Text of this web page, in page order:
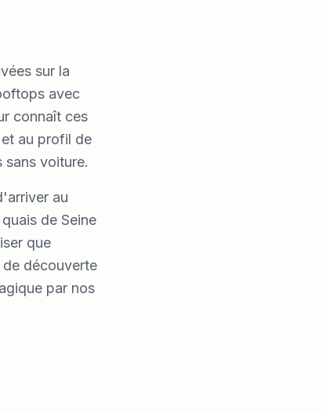
sur la
avec
connaît ces
au profil de
voiture.
au
de Seine
que
découverte
par nos